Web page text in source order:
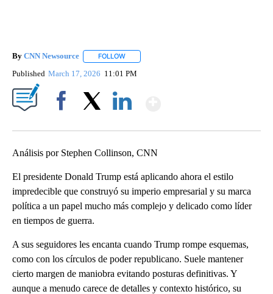
By CNN Newsource FOLLOW
Published March 17, 2026 11:01 PM
Análisis por Stephen Collinson, CNN
El presidente Donald Trump está aplicando ahora el estilo
impredecible que construyó su imperio empresarial y su marca
política a un papel mucho más complejo y delicado como líder
en tiempos de guerra.
A sus seguidores les encanta cuando Trump rompe esquemas,
como con los círculos de poder republicano. Suele mantener
cierto margen de maniobra evitando posturas definitivas. Y
aunque a menudo carece de detalles y contexto histórico, su